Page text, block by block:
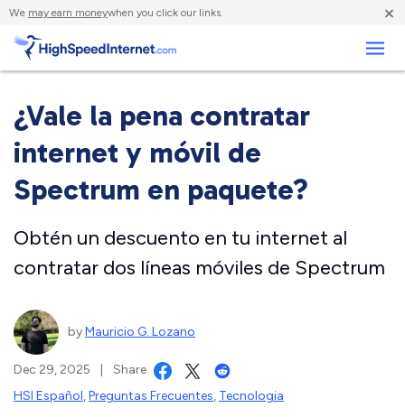
We may earn moneywhen you click our links. ×
¿Vale la pena contratar
internet y móvil de
Spectrum en paquete?
Obtén un descuento en tu internet al
contratar dos líneas móviles de Spectrum
byMauricio G. Lozano
Dec 29, 2025
Share
HSI Español,Preguntas Frecuentes, Tecnologia